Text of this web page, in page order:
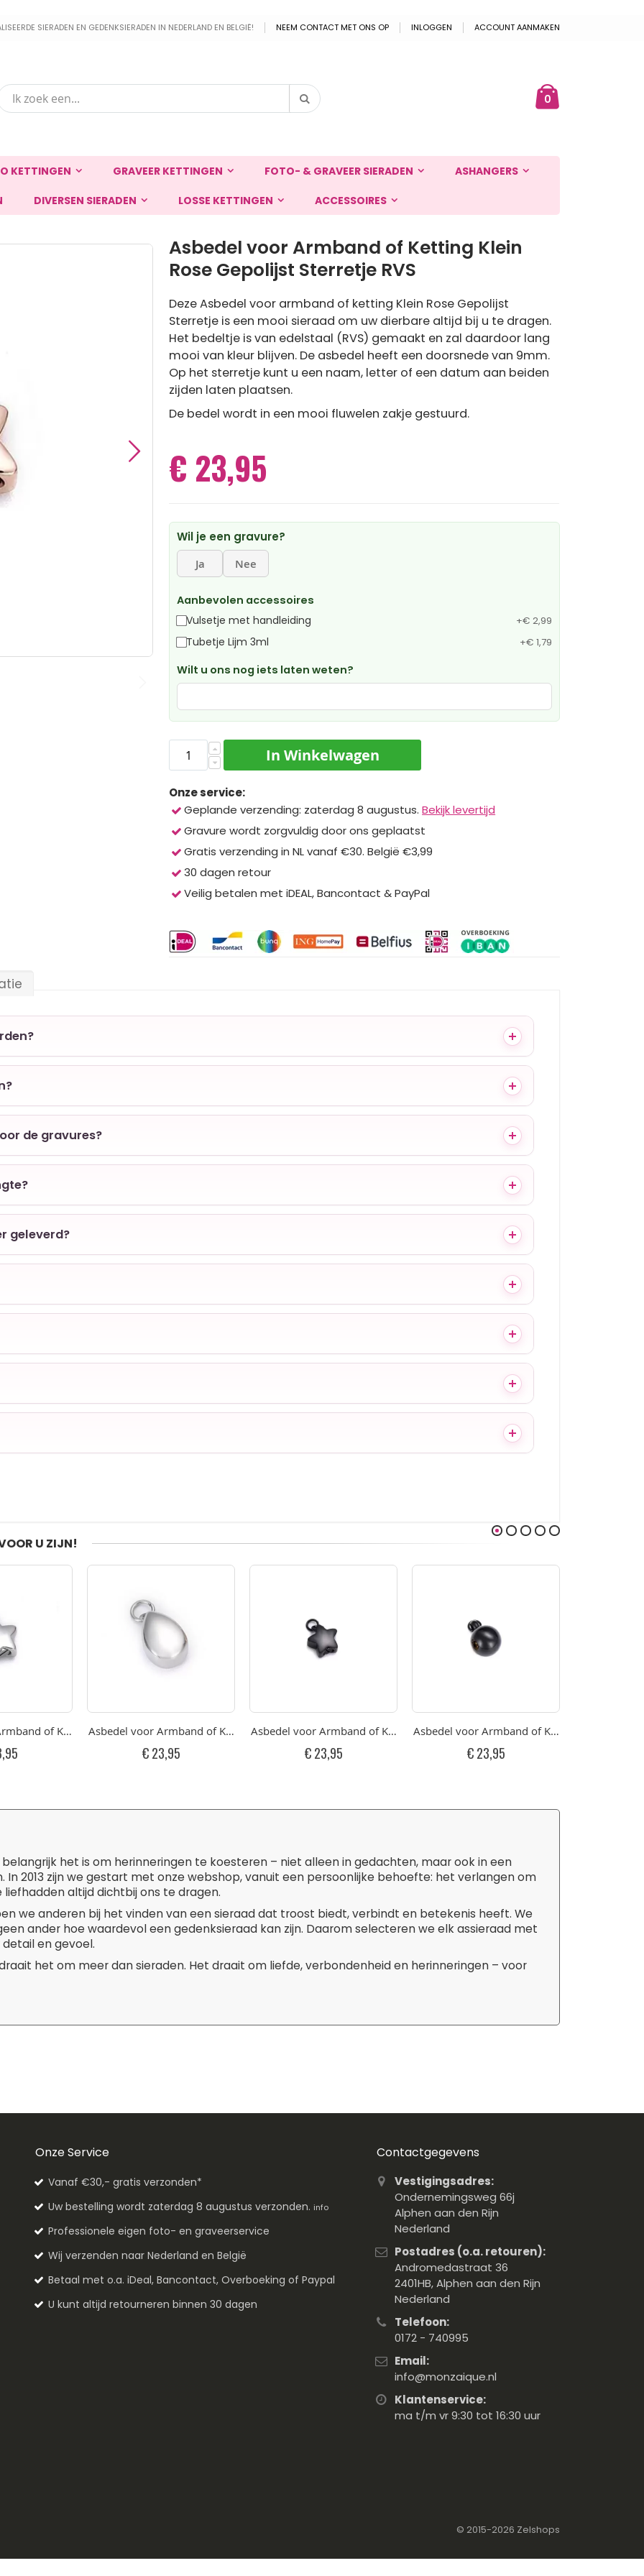
SIERADEN EN GEDENKSIERADEN IN NEDERLAND EN BELGIË! NEEM CONTACT MET ONS OP INLOGGEN ACCOUNT AANMAKEN
0producten
Zoek
KETTINGEN GRAVEER KETTINGEN FOTO- & GRAVEER SIERADEN ASHANGERS
DIVERSEN SIERADEN LOSSE KETTINGEN ACCESSOIRES
Asbedel voor Armband of Ketting Klein
Rose Gepolijst Sterretje RVS
Deze Asbedel voor armband of ketting Klein Rose Gepolijst
Sterretje is een mooi sieraad om uw dierbare altijd bij u te dragen.
Het bedeltje is van edelstaal (RVS) gemaakt en zal daardoor lang
mooi van kleur blijven. De asbedel heeft een doorsnede van 9mm.
Op het sterretje kunt u een naam, letter of een datum aan beiden
zijden laten plaatsen.
De bedel wordt in een mooi fluwelen zakje gestuurd.
€ 23,95
Wil je een gravure?
Ja
Nee
Aanbevolen accessoires
Vulsetje met handleiding
+€ 2,99
Tubetje Lijm 3ml +€ 1,79
Wilt u ons nog iets laten weten?
In Winkelwagen
Onze service:
Geplande verzending: zaterdag 8 augustus. Bekijk levertijd
Gravure wordt zorgvuldig door ons geplaatst
Gratis verzending in NL vanaf €30. België €3,99
30 dagen retour
Veilig betalen met iDEAL, Bancontact & PayPal
de gravures?
geleverd?
U ZIJN!
RVS Goudkleurig
of Ketting Klein Gepolijst Sterretje RVS
Asbedel voor Armband of Ketting Micro Klein Gepolijst Druppeltje RVS
€ 23,95
Asbedel voor Armband of Ketting Klein Zwart Gepolijst Sterretje RVS
€ 23,95
Asbedel voor Armband of Ketting Klein Zwart
€ 23,95
het is om herinneringen te koesteren – niet alleen in gedachten, maar ook in een
In 2013 zijn we gestart met onze webshop, vanuit een persoonlijke behoefte: het verlangen om
liefhadden altijd dichtbij ons te dragen.
we anderen bij het vinden van een sieraad dat troost biedt, verbindt en betekenis heeft. We
ander hoe waardevol een gedenksieraad kan zijn. Daarom selecteren we elk assieraad met
en gevoel.
het om meer dan sieraden. Het draait om liefde, verbondenheid en herinneringen – voor
Onze Service
Vanaf €30,- gratis verzonden*
Uw bestelling wordt zaterdag 8 augustus verzonden. info
Professionele eigen foto- en graveerservice
Wij verzenden naar Nederland en België
Betaal met o.a. iDeal, Bancontact, Overboeking of Paypal
U kunt altijd retourneren binnen 30 dagen
Contactgegevens
Vestigingsadres:
Ondernemingsweg 66j
Alphen aan den Rijn
Nederland
Postadres (o.a. retouren):
Andromedastraat 36
2401HB, Alphen aan den Rijn
Nederland
Telefoon:
0172 - 740995
Email:
info@monzaique.nl
Klantenservice:
ma t/m vr 9:30 tot 16:30 uur
© 2015-2026 Zelshops